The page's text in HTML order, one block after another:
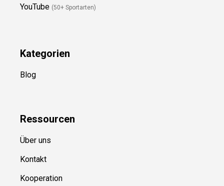
YouTube (50+ Sportarten)
Kategorien
Blog
Ressourcen
Über uns
Kontakt
Kooperation